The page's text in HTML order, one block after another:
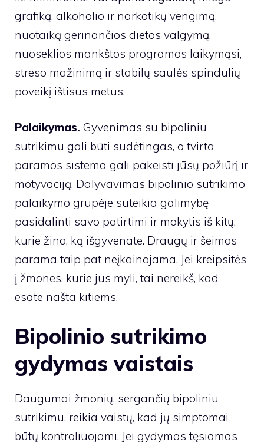
grafiką, alkoholio ir narkotikų vengimą,
nuotaiką gerinančios dietos valgymą,
nuoseklios mankštos programos laikymąsi,
streso mažinimą ir stabilų saulės spindulių
poveikį ištisus metus.
Palaikymas. Gyvenimas su bipoliniu
sutrikimu gali būti sudėtingas, o tvirta
paramos sistema gali pakeisti jūsų požiūrį ir
motyvaciją. Dalyvavimas bipolinio sutrikimo
palaikymo grupėje suteikia galimybę
pasidalinti savo patirtimi ir mokytis iš kitų,
kurie žino, ką išgyvenate. Draugų ir šeimos
parama taip pat neįkainojama. Jei kreipsitės
į žmones, kurie jus myli, tai nereikš, kad
esate našta kitiems.
Bipolinio sutrikimo
gydymas vaistais
Daugumai žmonių, sergančių bipoliniu
sutrikimu, reikia vaistų, kad jų simptomai
būtų kontroliuojami. Jei gydymas tęsiamas